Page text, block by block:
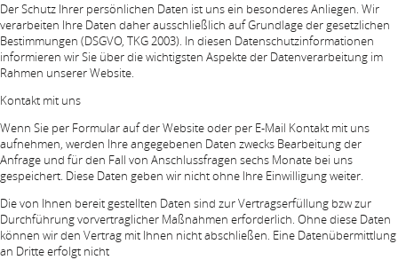
Der Schutz Ihrer persönlichen Daten ist uns ein besonderes Anliegen. Wir
verarbeiten Ihre Daten daher ausschließlich auf Grundlage der gesetzlichen
Bestimmungen (DSGVO, TKG 2003). In diesen Datenschutzinformationen
informieren wir Sie über die wichtigsten Aspekte der Datenverarbeitung im
Rahmen unserer Website.
Kontakt mit uns
Wenn Sie per Formular auf der Website oder per E-Mail Kontakt mit uns
aufnehmen, werden Ihre angegebenen Daten zwecks Bearbeitung der
Anfrage und für den Fall von Anschlussfragen sechs Monate bei uns
gespeichert. Diese Daten geben wir nicht ohne Ihre Einwilligung weiter.
Die von Ihnen bereit gestellten Daten sind zur Vertragserfüllung bzw zur
Durchführung vorvertraglicher Maßnahmen erforderlich. Ohne diese Daten
können wir den Vertrag mit Ihnen nicht abschließen. Eine Datenübermittlung
an Dritte erfolgt nicht